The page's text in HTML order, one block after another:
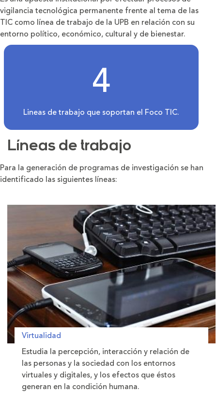
vigilancia tecnológica permanente frente al tema de las
TIC como línea de trabajo de la UPB en relación con su
entorno político, económico, cultural y de bienestar.
4
Lineas de trabajo que soportan el Foco TIC.
Líneas de trabajo
Para la generación de programas de investigación se han
identificado las siguientes líneas:
Virtualidad
Estudia la percepción, interacción y relación de
las personas y la sociedad con los entornos
virtuales y digitales, y los efectos que éstos
generan en la condición humana.